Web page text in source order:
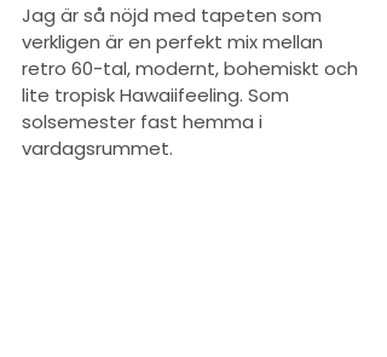
Jag är så nöjd med tapeten som
verkligen är en perfekt mix mellan
retro 60-tal, modernt, bohemiskt och
lite tropisk Hawaiifeeling. Som
solsemester fast hemma i
vardagsrummet.